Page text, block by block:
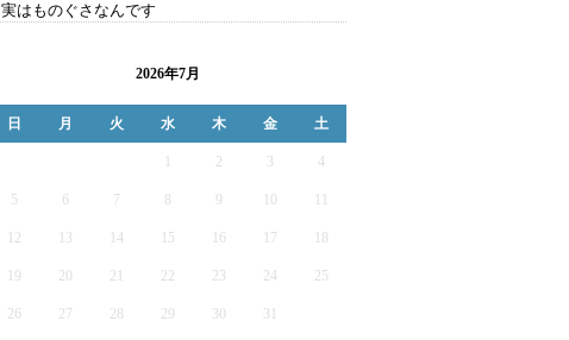
実はものぐさなんです
2026年7月
日 月 火 水 木 金 土
2 3 4
5 6 7 9
12 13 14 15 16 17
19 20 21 22 23 24 25
26 27 28 29 30 31